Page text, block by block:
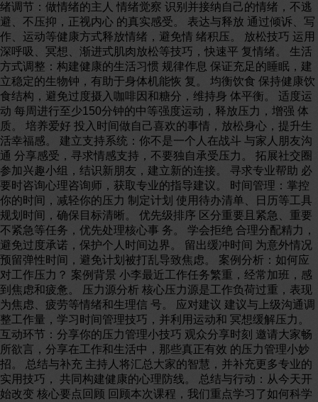
绪调节：做情绪的主人 情绪觉察 识别并接纳自己的情绪，不逃
避、不压抑，正视内心 的真实感受。 表达与释放 通过倾诉、写
作、运动等健康方式释放情绪，避免情 绪积压。 放松技巧 运用
深呼吸、冥想、渐进式肌肉放松等技巧，快速平 复情绪。 生活
方式调整：构建健康的生活习惯 规律作息 保证充足的睡眠，建
立稳定的生物钟，有助于身体机能恢 复。 均衡饮食 保持健康饮
食结构，避免过度摄入咖啡因和糖分，维持身 体平衡。 适度运
动 每周进行至少150分钟的中等强度运动，释放压力，增强 体
质。 培养爱好 投入时间做自己喜欢的事情，放松身心，提升生
活幸福感。 建立支持系统：你不是一个人在战斗 与家人朋友沟
通 分享感受，寻求情感支持，不要独自承受压力。 拓展社交圈
参加兴趣小组，结识新朋友，建立新的连接。 寻求专业帮助 必
要时咨询心理咨询师，获取专业的指导建议。 时间管理：掌控
你的时间，减轻你的压力 制定计划 使用待办清单、日历等工具
规划时间，确保目标清晰。 优先级排序 区分重要且紧急、重要
不紧急等任务，优先处理核心事 务。 学会拒绝 合理分配精力，
避免过度承诺，保护个人时间边界。 留出缓冲时间 为意外情况
预留弹性时间，避免计划被打乱导致焦虑。 案例分析：如何应
对工作压力？ 案例背景 小李最近工作任务繁重，经常加班，感
到焦虑和疲惫。 压力源分析 核心压力源是工作负荷过重，表现
为焦虑、疲劳等情绪和生理信 号。 应对建议 建议与上级沟通调
整工作量，学习时间管理技巧，并利用运动和 冥想缓解压力。
互动环节：分享你的压力管理小技巧 观众分享时刻 邀请大家畅
所欲言，分享在工作和生活中，那些真正有效 的压力管理小妙
招。 总结与补充 主持人将汇总大家的智慧，并补充更多专业的
实用技巧， 共同构建健康的心理防线。 总结与行动：从今天开
始改变 核心要点回顾 回顾本次课程，我们重点学习了如何科学